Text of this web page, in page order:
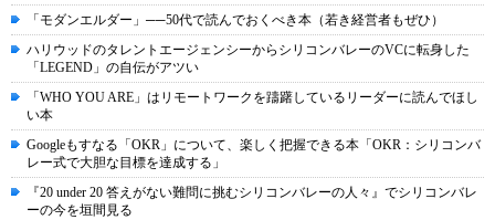
「モダンエルダー」──50代で読んでおくべき本（若き経営者もぜひ）
ハリウッドのタレントエージェンシーからシリコンバレーのVCに転身した
「LEGEND」の自伝がアツい
「WHO YOU ARE」はリモートワークを躊躇しているリーダーに読んでほし
い本
Googleもすなる「OKR」について、楽しく把握できる本「OKR：シリコンバ
レー式で大胆な目標を達成する」
『20 under 20 答えがない難問に挑むシリコンバレーの人々』でシリコンバレ
ーの今を垣間見る